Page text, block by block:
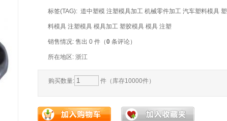
标签(TAG): 道中塑模 注塑模具加工 机械零件加工 汽车塑料模具 塑
料模具 注塑模具 模具加工 塑胶模具 模具 注塑
销售情况: 售出 0 件（0 条评论）
所在地区: 浙江
购买数量: 件（库存10000件）